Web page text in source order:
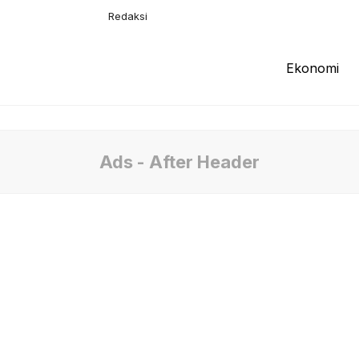
Redaksi
Ekonomi
Ads - After Header